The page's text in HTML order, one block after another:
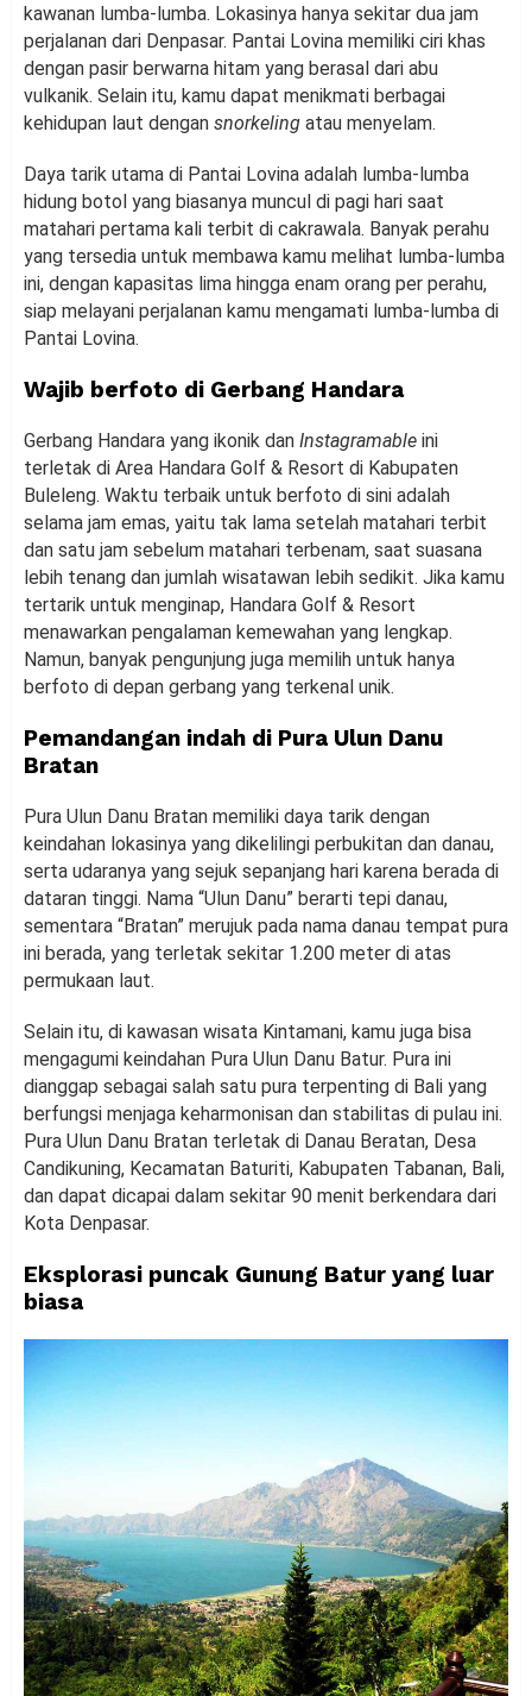
kawanan lumba-lumba. Lokasinya hanya sekitar dua jam
perjalanan dari Denpasar. Pantai Lovina memiliki ciri khas
dengan pasir berwarna hitam yang berasal dari abu
vulkanik. Selain itu, kamu dapat menikmati berbagai
kehidupan laut dengan snorkeling atau menyelam.
Daya tarik utama di Pantai Lovina adalah lumba-lumba
hidung botol yang biasanya muncul di pagi hari saat
matahari pertama kali terbit di cakrawala. Banyak perahu
yang tersedia untuk membawa kamu melihat lumba-lumba
ini, dengan kapasitas lima hingga enam orang per perahu,
siap melayani perjalanan kamu mengamati lumba-lumba di
Pantai Lovina.
Wajib berfoto di Gerbang Handara
Gerbang Handara yang ikonik dan Instagramable ini
terletak di Area Handara Golf & Resort di Kabupaten
Buleleng. Waktu terbaik untuk berfoto di sini adalah
selama jam emas, yaitu tak lama setelah matahari terbit
dan satu jam sebelum matahari terbenam, saat suasana
lebih tenang dan jumlah wisatawan lebih sedikit. Jika kamu
tertarik untuk menginap, Handara Golf & Resort
menawarkan pengalaman kemewahan yang lengkap.
Namun, banyak pengunjung juga memilih untuk hanya
berfoto di depan gerbang yang terkenal unik.
Pemandangan indah di Pura Ulun Danu
Bratan
Pura Ulun Danu Bratan memiliki daya tarik dengan
keindahan lokasinya yang dikelilingi perbukitan dan danau,
serta udaranya yang sejuk sepanjang hari karena berada di
dataran tinggi. Nama “Ulun Danu” berarti tepi danau,
sementara “Bratan” merujuk pada nama danau tempat pura
ini berada, yang terletak sekitar 1.200 meter di atas
permukaan laut.
Selain itu, di kawasan wisata Kintamani, kamu juga bisa
mengagumi keindahan Pura Ulun Danu Batur. Pura ini
dianggap sebagai salah satu pura terpenting di Bali yang
berfungsi menjaga keharmonisan dan stabilitas di pulau ini.
Pura Ulun Danu Bratan terletak di Danau Beratan, Desa
Candikuning, Kecamatan Baturiti, Kabupaten Tabanan, Bali,
dan dapat dicapai dalam sekitar 90 menit berkendara dari
Kota Denpasar.
Eksplorasi puncak Gunung Batur yang luar
biasa